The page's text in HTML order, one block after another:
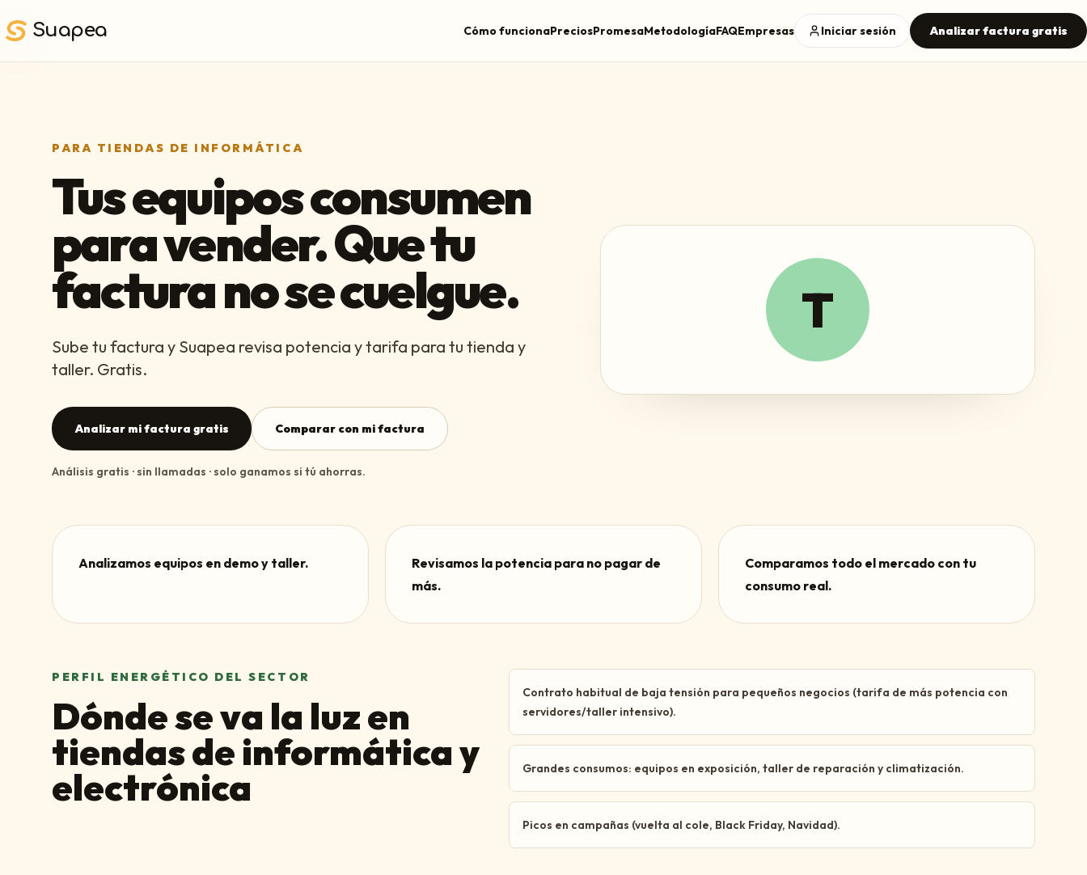
Suapea Cómo funcionaPreciosPromesaMetodologíaFAQEmpresas Iniciar sesión Analizar factura gratis
PARA TIENDAS DE INFORMÁTICA
Tus equipos consumen
para vender. Que tu
factura no se cuelgue.
Sube tu factura y Suapea revisa potencia y tarifa para tu tienda y
taller. Gratis.
Analizar mi factura gratis Comparar con mi factura
Análisis gratis · sin llamadas · solo ganamos si tú ahorras.
T
Analizamos equipos en demo y taller.
Revisamos la potencia para no pagar de
más.
Comparamos todo el mercado con tu
consumo real.
PERFIL ENERGÉTICO DEL SECTOR
Dónde se va la luz en
tiendas de informática y
electrónica
Contrato habitual de baja tensión para pequeños negocios (tarifa de más potencia con
servidores/taller intensivo).
Grandes consumos: equipos en exposición, taller de reparación y climatización.
Picos en campañas (vuelta al cole, Black Friday, Navidad).